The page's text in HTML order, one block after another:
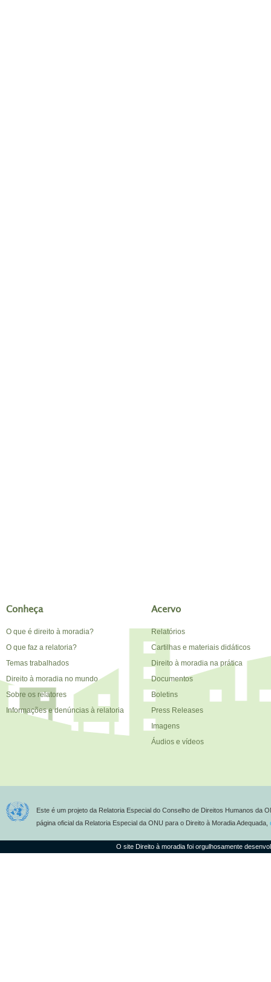
Conheça
O que é direito à moradia?
O que faz a relatoria?
Temas trabalhados
Direito à moradia no mundo
Sobre os relatores
Informações e denúncias à relatoria
Acervo
Relatórios
Cartilhas e materiais didáticos
Direito à moradia na prática
Documentos
Boletins
Press Releases
Imagens
Áudios e vídeos
Este é um projeto da Relatoria Especial do Conselho de Direitos Humanos da
página oficial da Relatoria Especial da ONU para o Direito à Moradia Adequada,
O site Direito à moradia foi orgulhosamente